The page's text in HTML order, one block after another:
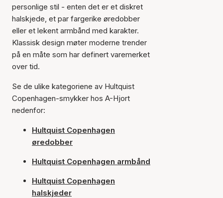
personlige stil - enten det er et diskret
halskjede, et par fargerike øredobber
eller et lekent armbånd med karakter.
Klassisk design møter moderne trender
på en måte som har definert varemerket
over tid.
Se de ulike kategoriene av Hultquist
Copenhagen-smykker hos A-Hjort
nedenfor:
Hultquist Copenhagen
øredobber
Hultquist Copenhagen armbånd
Hultquist Copenhagen
halskjeder